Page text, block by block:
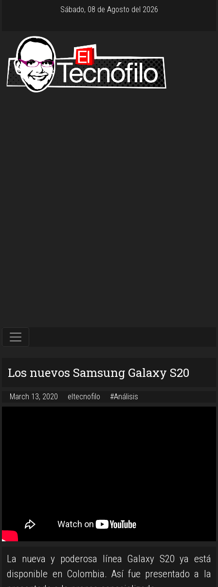
Sábado, 08 de Agosto del 2026
Los nuevos Samsung Galaxy S20
March 13, 2020 eltecnofilo #Análisis
La nueva y poderosa línea Galaxy S20 ya está
disponible en Colombia. Así fue presentado a la